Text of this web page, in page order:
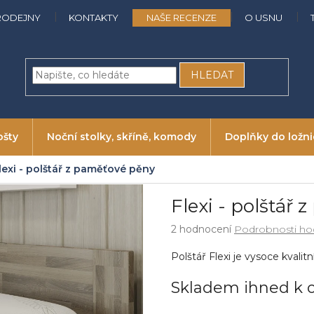
KONTAKTY NAŠE RECENZE O USNU
HLEDAT
Noční stolky, skříně, komody Doplňky do
- polštář z paměťové pěny
Flexi - polštář
Průměrné
produktu
5,0
z
2 hodnocení Podrobnosti
Skladem ihned k
Polštář Flexi je vysoce